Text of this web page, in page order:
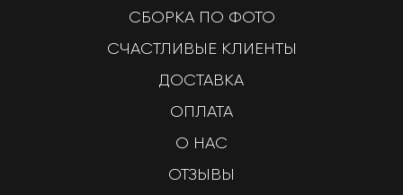
СБОРКА ПО ФОТО
СЧАСТЛИВЫЕ КЛИЕНТЫ
ДОСТАВКА
ОПЛАТА
О НАС
ОТЗЫВЫ